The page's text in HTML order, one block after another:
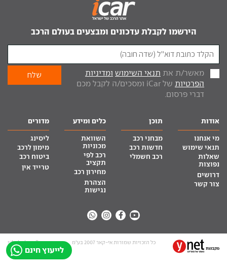
לייעוץ חינם
הירשמו לקבלת עדכונים ומבצעים בעולם הרכב
מאשר/ת את תנאי השימוש ומדיניות
הפרטיות
של iCar ומסכים/ה לקבל מכם
דברי פרסום.
אודות
מי אנחנו
תנאי שימוש
שאלות
נפוצות
דרושים
צור קשר
תוכן
מבחני רכב
חדשות רכב
רכב חשמלי
כלים ומידע
השוואת
מכוניות
רכב לפי
תקציב
מחירון רכב
הצהרת
נגישות
מדורים
ליסינג
מימון לרכב
ביטוח רכב
טרייד אין
כל הזכויות שמורות אי-קאר 2007 בע”מ site by tq.soft